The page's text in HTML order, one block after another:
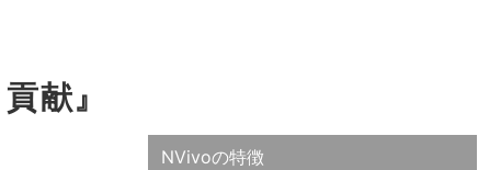
献』
NVivoの特徴